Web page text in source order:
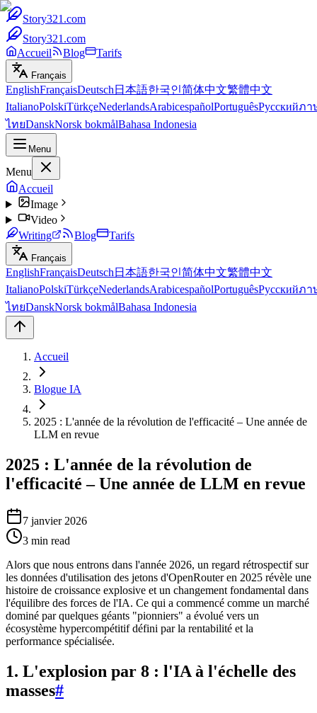
Story321.com
Story321.com
Accueil
Blog Tarifs
Français
EnglishFrançaisDeutsch 日本語한국인简体中文繁體中文
ItalianoPolskiTürkçeNederlandsArabicespañolPortuguêsРусскийภา
ไทยDanskNorsk bokmålBahasa Indonesia
Menu
Menu
Accueil
Image
Video
Writing
Blog Tarifs
Français
EnglishFrançaisDeutsch 日本語한국인简体中文繁體中文
ItalianoPolskiTürkçeNederlandsArabicespañolPortuguêsРусскийภา
ไทยDanskNorsk bokmålBahasa Indonesia
Accueil
Blogue IA
2025 : L'année de la révolution de l'efficacité – Une année de
LLM en revue
2025 : L'année de la révolution de
l'efficacité – Une année de LLM en revue
7 janvier 2026
3 min read
Alors que nous entrons dans l'année 2026, un regard rétrospectif sur
les données d'utilisation des jetons d'OpenRouter en 2025 révèle une
histoire de croissance explosive et un changement fondamental dans
l'équilibre des forces de l'IA. Ce qui a commencé comme un marché
dominé par quelques géants "pionniers" a évolué vers un
écosystème hypercompétitif défini par la rentabilité et la
performance spécialisée.
1. L'explosion par 8 : l'IA à l'échelle des
masses#